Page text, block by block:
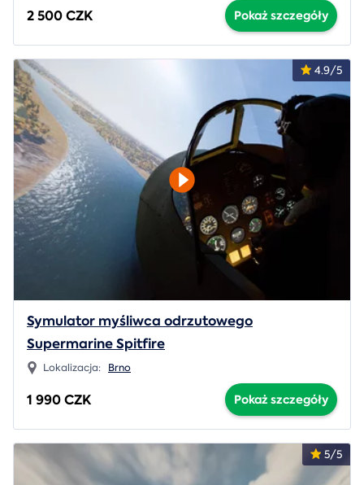
2 500 CZK Pokaż szczegóły
4.9/5
Symulator myśliwca odrzutowego
Supermarine Spitfire
Lokalizacja: Brno
1 990 CZK Pokaż szczegóły
5/5